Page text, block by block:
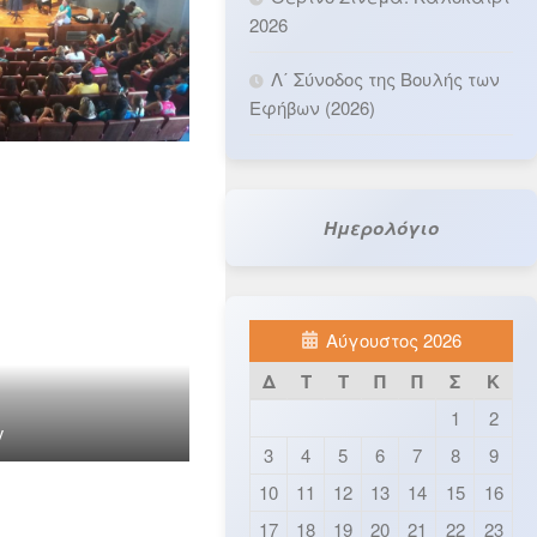
2026
Λ΄ Σύνοδος της Βουλής των
Εφήβων (2026)
Ημερολόγιο
Αύγουστος 2026
Δ Τ Τ Π Π Σ Κ
1
2
3
4 5 6 7 8
9
10
11 12 13 14 15
16
17
18 19 20 21 22 23